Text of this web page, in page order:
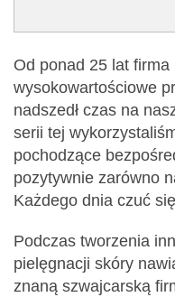
Od ponad 25 lat
wysokowartościowe
nadszedł czas na
serii tej
pochodzące
pozytywnie zarówno
Każdego dnia czuć
Podczas tworzenia
pielęgnacji skóry
znaną szwajcarską